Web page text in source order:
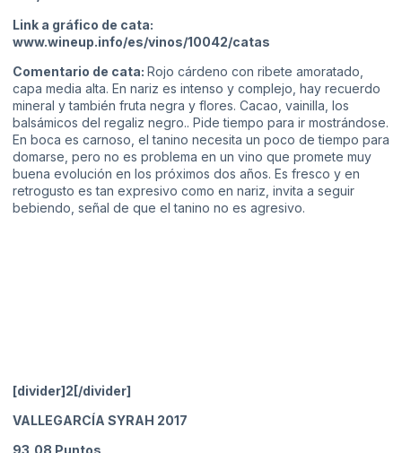
Link a gráfico de cata:
www.wineup.info/es/vinos/10042/catas
Comentario de cata: Rojo cárdeno con ribete amoratado,
capa media alta. En nariz es intenso y complejo, hay recuerdo
mineral y también fruta negra y flores. Cacao, vainilla, los
balsámicos del regaliz negro.. Pide tiempo para ir mostrándose.
En boca es carnoso, el tanino necesita un poco de tiempo para
domarse, pero no es problema en un vino que promete muy
buena evolución en los próximos dos años. Es fresco y en
retrogusto es tan expresivo como en nariz, invita a seguir
bebiendo, señal de que el tanino no es agresivo.
[divider]2[/divider]
VALLEGARCÍA SYRAH 2017